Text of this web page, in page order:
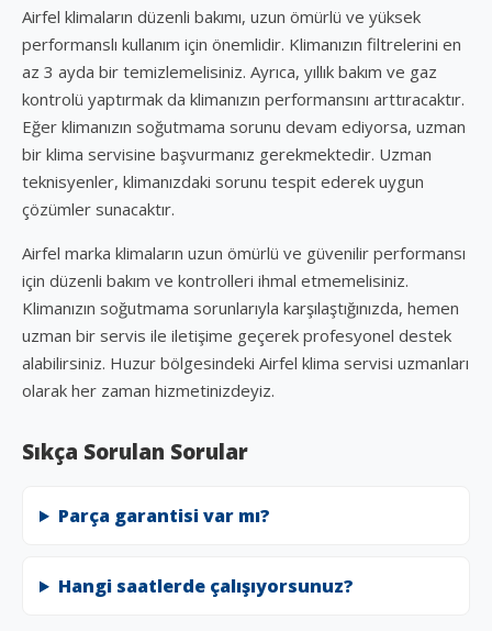
Airfel klimaların düzenli bakımı, uzun ömürlü ve yüksek
performanslı kullanım için önemlidir. Klimanızın filtrelerini en
az 3 ayda bir temizlemelisiniz. Ayrıca, yıllık bakım ve gaz
kontrolü yaptırmak da klimanızın performansını arttıracaktır.
Eğer klimanızın soğutmama sorunu devam ediyorsa, uzman
bir klima servisine başvurmanız gerekmektedir. Uzman
teknisyenler, klimanızdaki sorunu tespit ederek uygun
çözümler sunacaktır.
Airfel marka klimaların uzun ömürlü ve güvenilir performansı
için düzenli bakım ve kontrolleri ihmal etmemelisiniz.
Klimanızın soğutmama sorunlarıyla karşılaştığınızda, hemen
uzman bir servis ile iletişime geçerek profesyonel destek
alabilirsiniz. Huzur bölgesindeki Airfel klima servisi uzmanları
olarak her zaman hizmetinizdeyiz.
Sıkça Sorulan Sorular
Parça garantisi var mı?
Hangi saatlerde çalışıyorsunuz?